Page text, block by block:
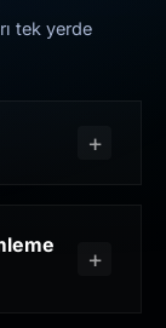
tek yerde